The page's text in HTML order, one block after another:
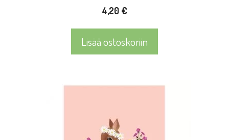
4,20 €
Lisää ostoskoriin